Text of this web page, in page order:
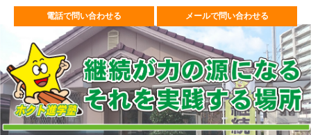
電話で問い合わせる メールで問い合わせる